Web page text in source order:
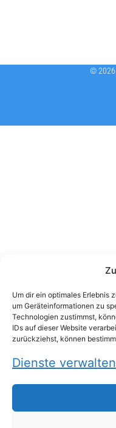
Um dir ein optimales Erlebnis
um Geräteinformationen zu
Technologien zustimmst,
IDs auf dieser Website
zurückziehst, können
Dienste verwalten
© 2026